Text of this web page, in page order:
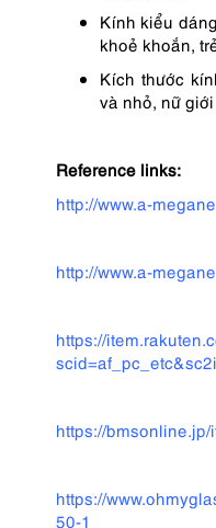
Kính kiểu
khoẻ khoắn,
Kích thước
và nhỏ, nữ
Reference links:
http://www.a-
http://www.a-
https://
https://
https://
50-1